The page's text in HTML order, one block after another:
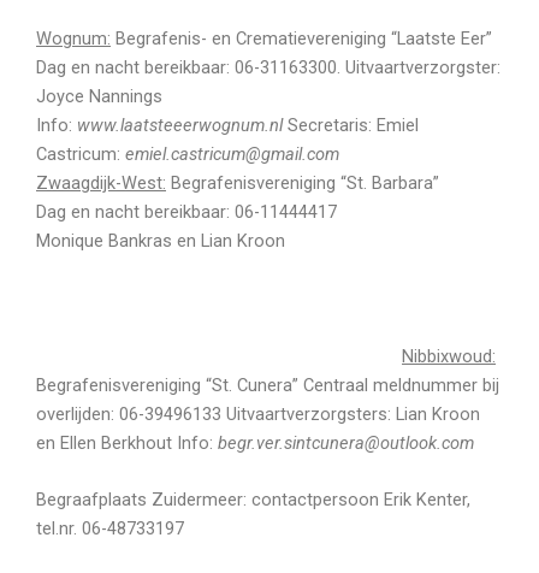
Wognum: Begrafenis- en Crematievereniging “Laatste Eer”
Dag en nacht bereikbaar: 06-31163300. Uitvaartverzorgster:
Joyce Nannings
Info: www.laatsteeerwognum.nlSecretaris: Emiel
Castricum: emiel.castricum@gmail.com
Zwaagdijk-West: Begrafenisvereniging “St. Barbara”
Dag en nacht bereikbaar: 06-11444417
Monique Bankras en Lian Kroon
Nibbixwoud:
Begrafenisvereniging “St. Cunera” Centraal meldnummer bij
overlijden: 06-39496133 Uitvaartverzorgsters: Lian Kroon
en Ellen Berkhout Info: begr.ver.sintcunera@outlook.com
Begraafplaats Zuidermeer: contactpersoon Erik Kenter,
tel.nr. 06-48733197